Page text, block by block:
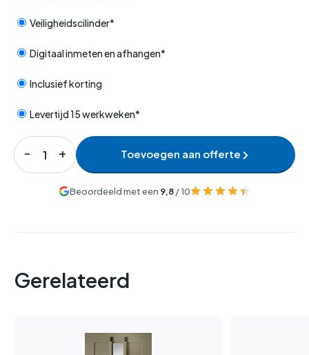
Veiligheidscilinder*
Digitaal inmeten en afhangen*
Inclusief korting
Levertijd 15 werkweken*
Toevoegen aan offerte
Beoordeeld met een 9,8/ 10
Gerelateerd